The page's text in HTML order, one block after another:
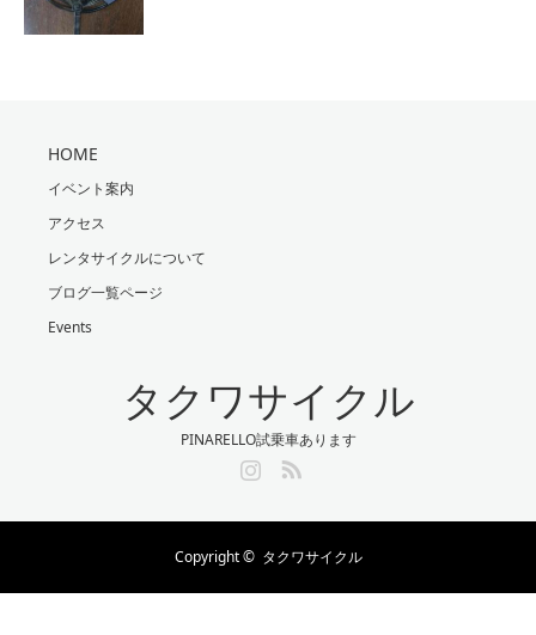
HOME
イベント案内
アクセス
レンタサイクルについて
ブログ一覧ページ
Events
タクワサイクル
PINARELLO試乗車あります
Copyright © タクワサイクル